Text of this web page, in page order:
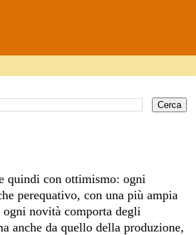
quindi con ottimismo: ogni
perequativo, con una più ampia
novità comporta degli
anche da quello della produzione,